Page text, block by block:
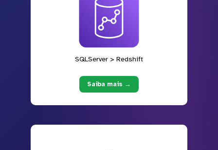
SQLServer > Redshift
Saiba mais →